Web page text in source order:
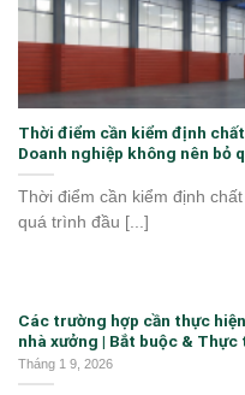
Thời điểm cần kiểm định
Doanh nghiệp không nên bỏ
Thời điểm cần kiểm định
quá trình đầu [...]
Các trường hợp cần thực
nhà xưởng | Bắt buộc & Thực
Tháng 1 9, 2026